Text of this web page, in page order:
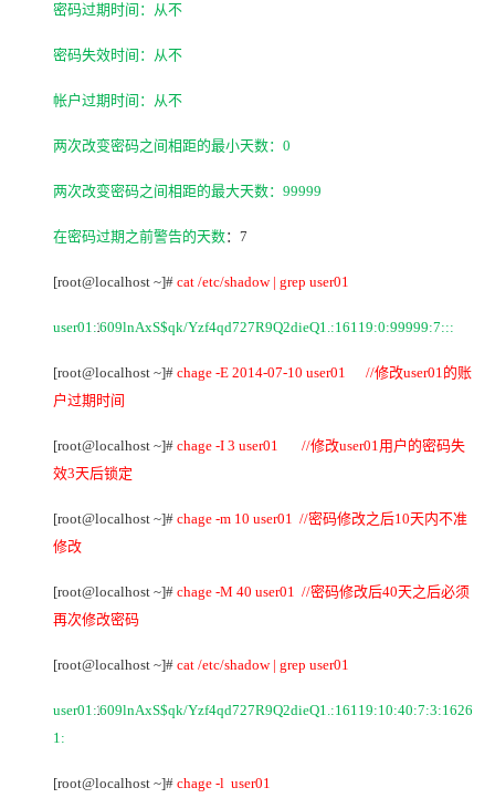
密码过期时间：从不
密码失效时间：从不
帐户过期时间：从不
两次改变密码之间相距的最小天数：0
两次改变密码之间相距的最大天数：99999
在密码过期之前警告的天数：7
[root@localhost ~]# cat /etc/shadow | grep user01
user01:1609lnAxS$qk/Yzf4qd727R9Q2dieQ1.:16119:0:99999:7:::
[root@localhost ~]# chage -E 2014-07-10 user01 //修改user01的账
户过期时间
[root@localhost ~]# chage -I 3 user01 //修改user01用户的密码失
效3天后锁定
[root@localhost ~]# chage -m 10 user01 //密码修改之后10天内不准
修改
[root@localhost ~]# chage -M 40 user01 //密码修改后40天之后必须
再次修改密码
[root@localhost ~]# cat /etc/shadow | grep user01
user01:1609lnAxS$qk/Yzf4qd727R9Q2dieQ1.:16119:10:40:7:3:1626
1:
[root@localhost ~]# chage -l user01